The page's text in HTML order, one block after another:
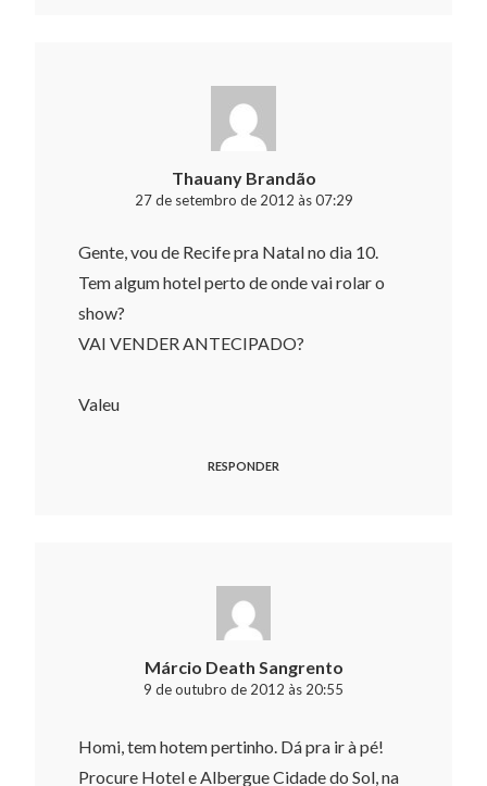
Thauany Brandão
27 de setembro de 2012 às 07:29
Gente, vou de Recife pra Natal no dia 10.
Tem algum hotel perto de onde vai rolar o
show?
VAI VENDER ANTECIPADO?
Valeu
RESPONDER
Márcio Death Sangrento
9 de outubro de 2012 às 20:55
Homi, tem hotem pertinho. Dá pra ir à pé!
Procure Hotel e Albergue Cidade do Sol, na